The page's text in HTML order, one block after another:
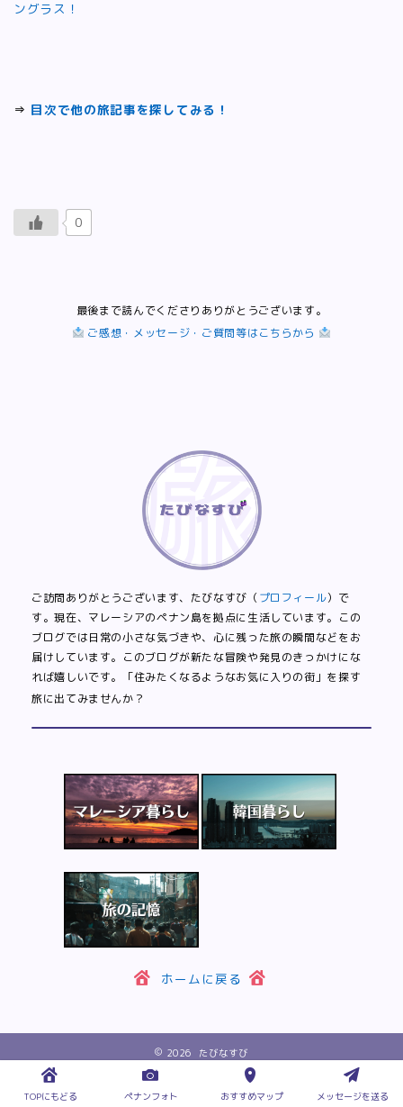
ングラス！
⇒ 目次で他の旅記事を探してみる！
0
最後まで読んでくださりありがとうございます。
ご感想・メッセージ・ご質問等はこちらから
ご訪問ありがとうございます、たびなすび（プロフィール）で
す。現在、マレーシアのペナン島を拠点に生活しています。この
ブログでは日常の小さな気づきや、心に残った旅の瞬間などをお
届けしています。このブログが新たな冒険や発見のきっかけにな
れば嬉しいです。「住みたくなるようなお気に入りの街」を探す
旅に出てみませんか？
ホームに戻る
2026 たびなすび
TOPにもどる ペナンフォト おすすめマップ メッセージを送る